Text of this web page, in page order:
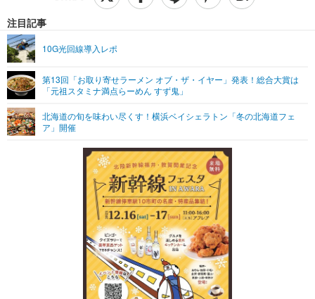
音楽
グラビア ブログ
ペット
その他
リリース一覧
プッシュ通知の停止方法
注目記事
10G光回線導入レポ
第13回「お取り寄せラーメン オブ・ザ・イヤー」発表！総合大賞は
「元祖スタミナ満点らーめん すず鬼」
北海道の旬を味わい尽くす！横浜ベイシェラトン「冬の北海道フェ
ア」開催